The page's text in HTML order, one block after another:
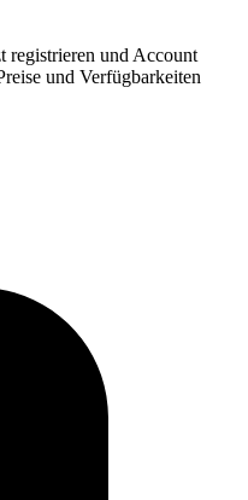
registrieren und Account
und Verfügbarkeiten